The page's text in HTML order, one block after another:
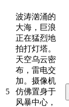
5
波涛汹涌的
大海，巨浪
正在猛烈地
拍打灯塔。
天空乌云密
布，雷电交
加。摄像机
仿佛置身于
风暴中心，